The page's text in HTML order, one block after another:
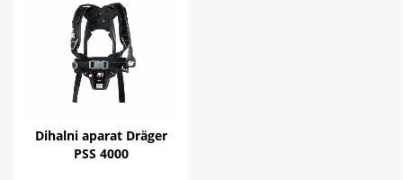
Dihalni aparat Dräger
PSS 4000